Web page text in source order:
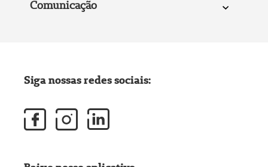
Comunicação
Siga nossas redes sociais: